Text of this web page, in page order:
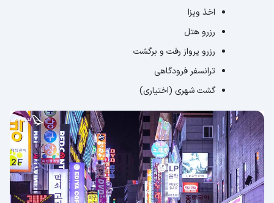
اخذ ویزا
رزرو هتل
رزرو پرواز رفت و برگشت
ترانسفر فرودگاهی
گشت شهری (اختیاری)